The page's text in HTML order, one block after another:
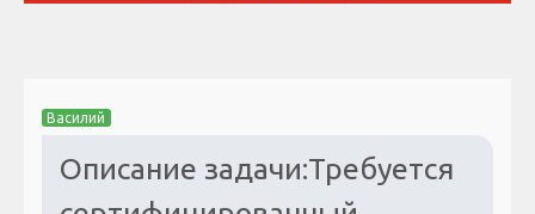
Василий
Описание задачи:Требуется